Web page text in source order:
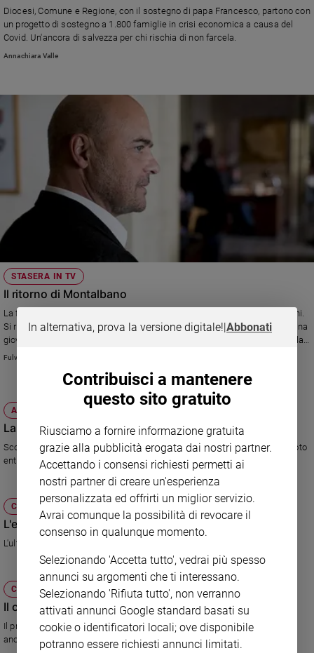
valori
Ambiente
settimana
Migranti
inclusione
Costume
Cultura
spettacoli
Sanremo
Tv
e
streaming
Libri
Musica
Famiglia
ed
educazione
Genitori
e
figli
Nonni
Coppia
Diocesi, Comune e Regione, con il sostegno di papa Francesco, partono con
un progetto di sostegno a 1.800 famiglie in crisi economica a causa del
Covid. Un'ancora di salvezza per chi rischia di non farcela.
Annachiara Valle
STASERA IN TV
Il ritorno di Montalbano
La fortunata serie tratta dai romanzi di Andrea Camilleri compie venti anni.
Si ricomincia con "L'altro capo del filo", in onda su Rai 1 in prima serata: una
giovane e bellissima ragazza, amica di Livia, viene ritrovata cadavere nella
sua sartoria. Si parla anche di migranti e di accoglienza. E su Famiglia
Fulvia Degl'Innocenti
ATTUALITÀ
Lazio: mai mollare la poltrona
Scontro Polverini-Viminale. La presidente uscente non vuole andare al voto
entro dicembre, nonostante gli scandali e le dimissioni.
CULTURA E SPETTACOLI
L'età del dubbio di Montalbano
L'ultimo episodio della serie con Luca Zingaretti
CULTURA E SPETTACOLI
Il commissario Montalbano
Il primo episodio della nuova serie ispirata ai libri di Andrea Camilleri. C'è
anche Belen Rodriguez
In alternativa, prova la versione digitale!|Abbonati
Contribuisci a mantenere
questo sito gratuito
Riusciamo a fornire informazione gratuita
grazie alla pubblicità erogata dai nostri partner.
Accettando i consensi richiesti permetti ai
nostri partner di creare un'esperienza
personalizzata ed offrirti un miglior servizio.
Avrai comunque la possibilità di revocare il
consenso in qualunque momento.
Selezionando 'Accetta tutto', vedrai più spesso
annunci su argomenti che ti interessano.
Selezionando 'Rifiuta tutto', non verranno
attivati annunci Google standard basati su
cookie o identificatori locali; ove disponibile
potranno essere richiesti annunci limitati.